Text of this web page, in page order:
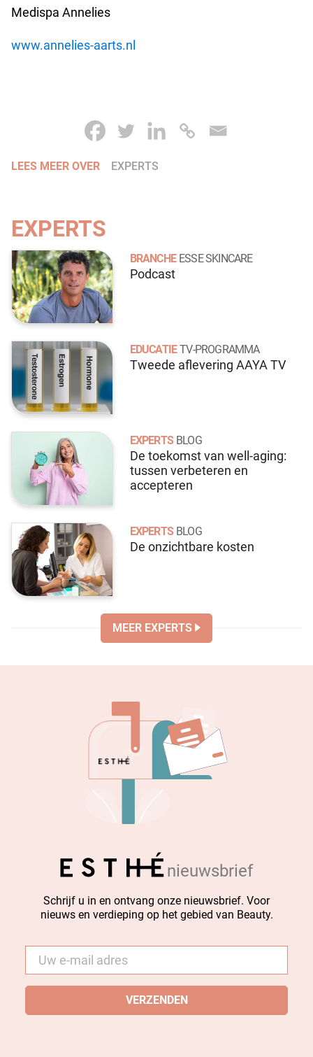
Medispa Annelies
www.annelies-aarts.nl
LEES MEER OVER EXPERTS
EXPERTS
BRANCHE ESSE SKINCARE
Podcast
EDUCATIE TV-PROGRAMMA
Tweede aflevering AAYA TV
EXPERTS BLOG
De toekomst van well-aging:
tussen verbeteren en
accepteren
EXPERTS BLOG
De onzichtbare kosten
MEER EXPERTS
nieuwsbrief
Schrijf u in en ontvang onze nieuwsbrief. Voor
nieuws en verdieping op het gebied van Beauty.
mail *